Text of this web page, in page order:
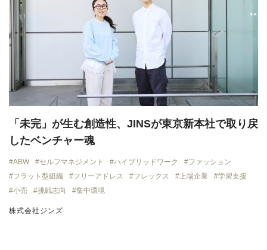
「未完」が生む創造性、JINSが東京新本社で取り戻
したベンチャー魂
ABW セルフマネジメント ハイブリッドワーク
ファッション
フラット型組織
フリーアドレス フレックス 上場企業
学習支援
小売
挑戦志向 集中環境
株式会社ジンズ